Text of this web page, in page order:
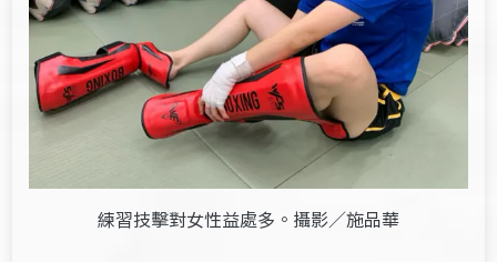
練習技擊對女性益處多。攝影／施品華